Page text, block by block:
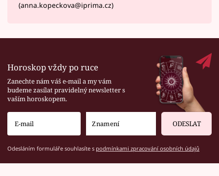
(anna.kopeckova@iprima.cz)
Horoskop vždy po ruce
Zanechte nám váš e-mail a my vám
budeme zasílat pravidelný newsletter s
vaším horoskopem.
ODESLAT
Odesláním formuláře souhlasíte s podmínkami zpracování osobních údajů